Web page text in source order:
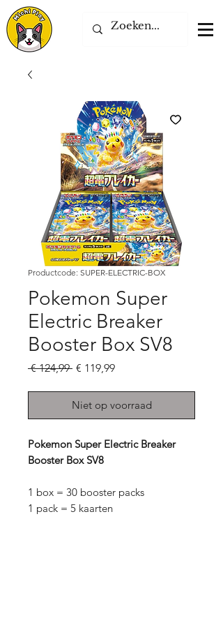
Productcode: SUPER-ELECTRIC-BOX
Pokemon Super
Electric Breaker
Booster Box SV8
€ 124,99 Normale
€ 119,99Verkoopprijs
Niet op voorraad
Pokemon Super Electric Breaker
Booster Box SV8
1 box = 30 booster packs
1 pack = 5 kaarten